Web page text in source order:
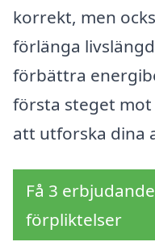
korrekt, men
förlänga
förbättra
första steget
att utforska dina
Få 3
förpliktelser